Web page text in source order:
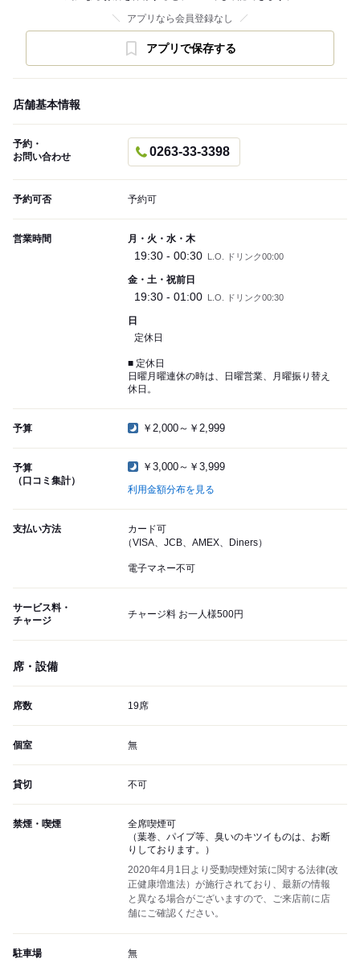
アプリなら会員登録なし
アプリで保存する
店舗基本情報
予約・
お問い合わせ
0263-33-3398
予約可否 予約可
営業時間 月・火・水・木
19:30 - 00:30 L.O. ドリンク00:00
金・土・祝前日
19:30 - 01:00 L.O. ドリンク00:30
日
定休日
■ 定休日
日曜月曜連休の時は、日曜営業、月曜振り替え
休日。
予算 ￥2,000～￥2,999
予算
（口コミ集計）
￥3,000～￥3,999
利用金額分布を見る
支払い方法
カード可
（VISA、JCB、AMEX、Diners）
電子マネー不可
サービス料・
チャージ
チャージ料 お一人様500円
席・設備
席数 19席
個室 無
貸切 不可
禁煙・喫煙
全席喫煙可
（葉巻、パイプ等、臭いのキツイものは、お断
りしております。）
2020年4月1日より受動喫煙対策に関する法律(改
正健康増進法）が施行されており、最新の情報
と異なる場合がございますので、ご来店前に店
舗にご確認ください。
駐車場 無